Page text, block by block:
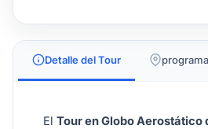
Detalle del Tour
El Tour en Globo Aerostático